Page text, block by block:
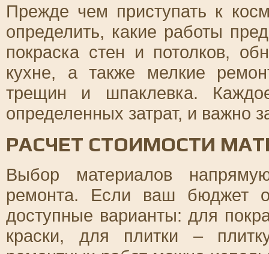
Прежде чем приступать к
определить, какие работы
покраска стен и потолков,
кухне, а также мелкие
трещин и шпаклевка.
определенных затрат, и важно
РАСЧЕТ СТОИМОСТИ
Выбор материалов
ремонта. Если ваш бюджет
доступные варианты: для
краски, для плитки –